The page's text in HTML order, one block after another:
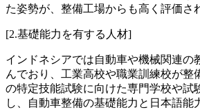
た姿勢が、整備工場からも高く評価さ
[2.基礎能力を有する人材]
インドネシアでは自動車や機械関連の
んでおり、工業高校や職業訓練校が整
の特定技能試験に向けた専門学校や試
し、自動車整備の基礎能力と日本語能